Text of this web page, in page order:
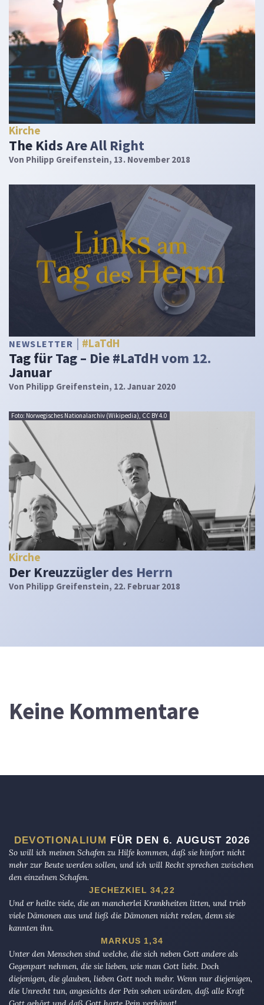
Kirche
The Kids Are All Right
Von Philipp Greifenstein, 13. November 2018
NEWSLETTER #LaTdH
Tag für Tag – Die #LaTdH vom 12.
Januar
Von Philipp Greifenstein, 12. Januar 2020
Foto: Norwegisches Nationalarchiv (Wikipedia), CC BY 4.0
Kirche
Der Kreuzzügler des Herrn
Von Philipp Greifenstein, 22. Februar 2018
Keine Kommentare
DEVOTIONALIUM
FÜR DEN 6. AUGUST 2026
So will ich meinen Schafen zu Hilfe kommen, daß sie hinfort nicht
mehr zur Beute werden sollen, und ich will Recht sprechen zwischen
den einzelnen Schafen.
JECHEZKIEL 34,22
Und er heilte viele, die an mancherlei Krankheiten litten, und trieb
viele Dämonen aus und ließ die Dämonen nicht reden, denn sie
kannten ihn.
MARKUS 1,34
Unter den Menschen sind welche, die sich neben Gott andere als
Gegenpart nehmen, die sie lieben, wie man Gott liebt. Doch
diejenigen, die glauben, lieben Gott noch mehr. Wenn nur diejenigen,
die Unrecht tun, angesichts der Pein sehen würden, daß alle Kraft